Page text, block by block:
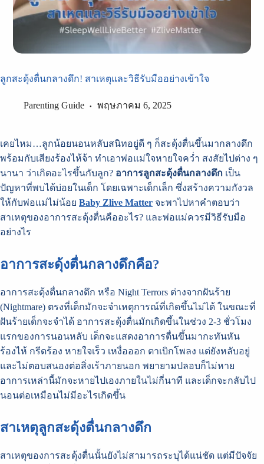
ลูกสะดุ้งตื่นกลางดึก! สาเหตุและวิธีรับมืออย่างเข้าใจ
Parenting Guide พฤษภาคม 6, 2025
เคยไหม…ลูกน้อยนอนหลับสนิทอยู่ดี ๆ ก็สะดุ้งตื่นขึ้นมากลางดึก
พร้อมกับเสียงร้องไห้จ้า ทำเอาพ่อแม่ใจหายใจคว่ำ สงสัยไปต่าง ๆ
นานา ว่าเกิดอะไรขึ้นกับลูก? อาการลูกสะดุ้งตื่นกลางดึก เป็น
ปัญหาที่พบได้บ่อยในเด็ก โดยเฉพาะเด็กเล็ก ซึ่งสร้างความกังวล
ให้กับพ่อแม่ไม่น้อย Baby Zlive Matter จะพาไปหาคำตอบว่า
สาเหตุของอาการสะดุ้งตื่นคืออะไร? และพ่อแม่ควรมีวิธีรับมือ
อย่างไร
อาการสะดุ้งตื่นกลางดึกคือ?
อาการสะดุ้งตื่นกลางดึก หรือ Night Terrors ต่างจากฝันร้าย
(Nightmare) ตรงที่เด็กมักจะจำเหตุการณ์ที่เกิดขึ้นไม่ได้ ในขณะที่
ฝันร้ายเด็กจะจำได้ อาการสะดุ้งตื่นมักเกิดขึ้นในช่วง 2-3 ชั่วโมง
แรกของการนอนหลับ เด็กจะแสดงอาการตื่นขึ้นมากะทันหัน
ร้องไห้ กรีดร้อง หายใจเร็ว เหงื่อออก ตาเบิกโพลง แต่ยังหลับอยู่
และไม่ตอบสนองต่อสิ่งเร้าภายนอก พยายามปลอบก็ไม่หาย
อาการเหล่านี้มักจะหายไปเองภายในไม่กี่นาที และเด็กจะกลับไป
นอนต่อเหมือนไม่มีอะไรเกิดขึ้น
สาเหตุลูกสะดุ้งตื่นกลางดึก
สาเหตุของการสะดุ้งตื่นนั้นยังไม่สามารถระบุได้แน่ชัด แต่มีปัจจัย